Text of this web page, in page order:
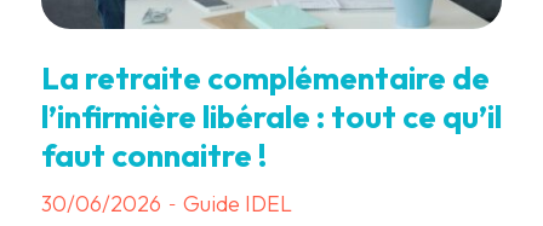
La retraite complémentaire de
l’infirmière libérale : tout ce qu’il
faut connaitre !
30/06/2026 - Guide IDEL